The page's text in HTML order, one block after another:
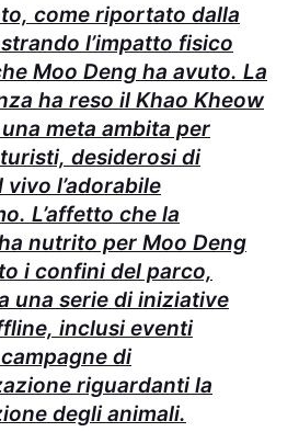
come riportato dalla
l’impatto fisico
Moo Deng ha avuto. La
ha reso il Khao Kheow
meta ambita per
desiderosi di
vivo l’adorabile
L’affetto che la
nutrito per Moo Deng
i confini del parco,
una serie di iniziative
inclusi eventi
di
riguardanti la
degli animali.